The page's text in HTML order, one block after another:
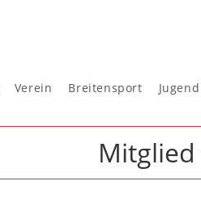
Verein Breitensport Jugend